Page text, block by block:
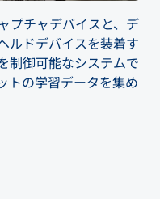
プチャデバイスと、デ
ルドデバイスを装着す
制御可能なシステムで
トの学習データを集め